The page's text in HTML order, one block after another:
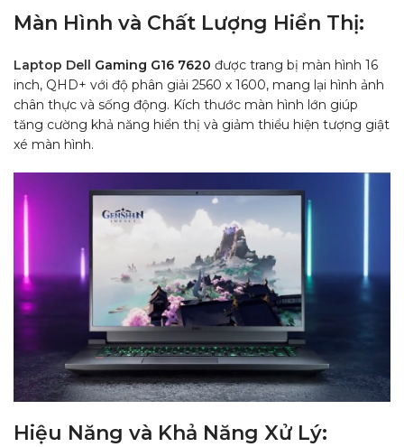
Màn Hình và Chất Lượng Hiển Thị:
Laptop Dell Gaming G16 7620 được trang bị màn hình 16
inch, QHD+ với độ phân giải 2560 x 1600, mang lại hình ảnh
chân thực và sống động. Kích thước màn hình lớn giúp
tăng cường khả năng hiển thị và giảm thiểu hiện tượng giật
xé màn hình.
Hiệu Năng và Khả Năng Xử Lý: